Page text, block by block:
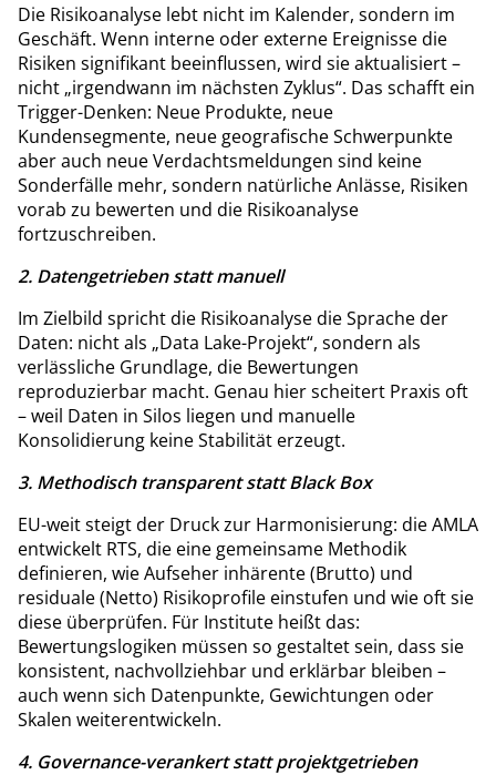
Die Risikoanalyse lebt nicht im Kalender, sondern im
Geschäft. Wenn interne oder externe Ereignisse die
Risiken signifikant beeinflussen, wird sie aktualisiert –
nicht „irgendwann im nächsten Zyklus“. Das schafft ein
Trigger-Denken: Neue Produkte, neue
Kundensegmente, neue geografische Schwerpunkte
aber auch neue Verdachtsmeldungen sind keine
Sonderfälle mehr, sondern natürliche Anlässe, Risiken
vorab zu bewerten und die Risikoanalyse
fortzuschreiben.
2. Datengetrieben statt manuell
Im Zielbild spricht die Risikoanalyse die Sprache der
Daten: nicht als „Data Lake-Projekt“, sondern als
verlässliche Grundlage, die Bewertungen
reproduzierbar macht. Genau hier scheitert Praxis oft
– weil Daten in Silos liegen und manuelle
Konsolidierung keine Stabilität erzeugt.
3. Methodisch transparent statt Black Box
EU-weit steigt der Druck zur Harmonisierung: die AMLA
entwickelt RTS, die eine gemeinsame Methodik
definieren, wie Aufseher inhärente (Brutto) und
residuale (Netto) Risikoprofile einstufen und wie oft sie
diese überprüfen. Für Institute heißt das:
Bewertungslogiken müssen so gestaltet sein, dass sie
konsistent, nachvollziehbar und erklärbar bleiben –
auch wenn sich Datenpunkte, Gewichtungen oder
Skalen weiterentwickeln.
4. Governance-verankert statt projektgetrieben